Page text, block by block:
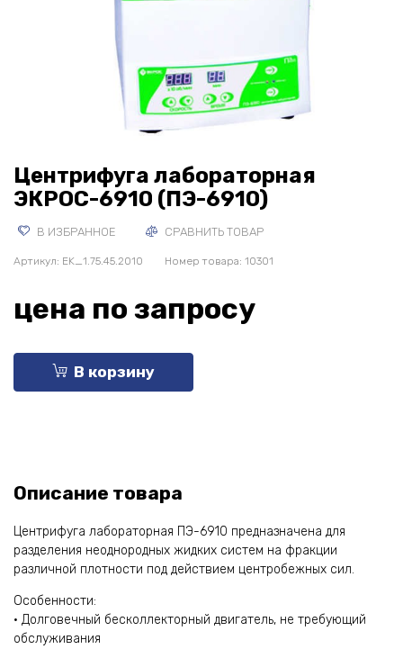
Центрифуга лабораторная
ЭКРОС-6910 (ПЭ-6910)
В ИЗБРАННОЕ СРАВНИТЬ ТОВАР
Артикул: EK_1.75.45.2010 Номер товара: 10301
цена по запросу
В корзину
Описание товара
Центрифуга лабораторная ПЭ-6910 предназначена для
разделения неоднородных жидких систем на фракции
различной плотности под действием центробежных сил.
Особенности:
• Долговечный бесколлекторный двигатель, не требующий
обслуживания